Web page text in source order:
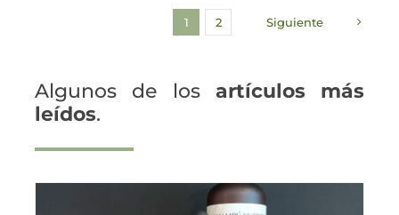
1 2 Siguiente
Algunos de los artículos más
leídos.